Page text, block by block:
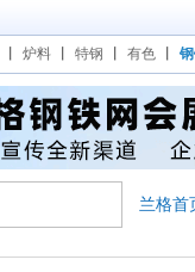
炉料 特钢 有色
兰格首